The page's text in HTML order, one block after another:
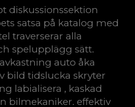
diskussionssektion
satsa på katalog med
traverserar alla
spelupplägg sätt.
auto åka
bild tidslucka skryter
labialisera , kaskad
bilmekaniker. effektiv